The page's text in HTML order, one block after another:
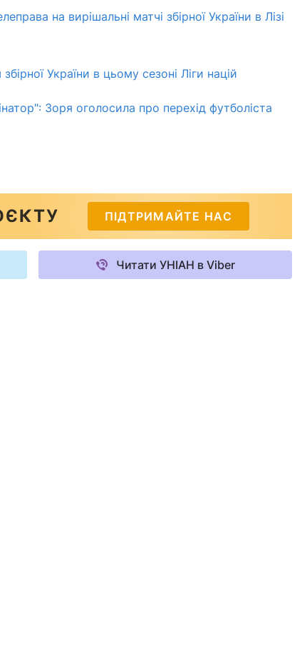
на вирішальні матчі збірної України в Лізі
України в цьому сезоні Ліги націй
Зоря оголосила про перехід футболіста
ПІДТРИМАЙТЕ НАС
Читати УНІАН в Viber